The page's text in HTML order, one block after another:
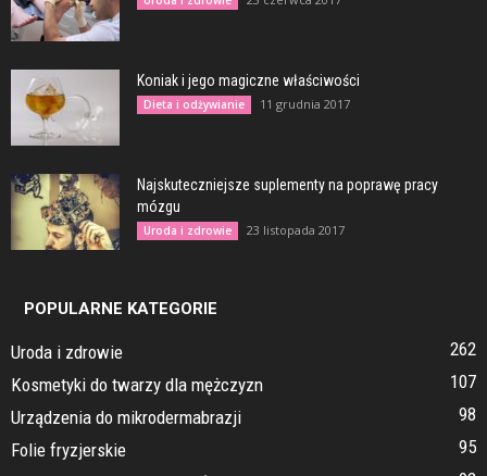
Koniak i jego magiczne właściwości
Dieta i odżywianie 11 grudnia 2017
Najskuteczniejsze suplementy na poprawę pracy
mózgu
Uroda i zdrowie 23 listopada 2017
POPULARNE KATEGORIE
Uroda i zdrowie
262
Kosmetyki do twarzy dla mężczyzn
107
Urządzenia do mikrodermabrazji
98
Folie fryzjerskie
95